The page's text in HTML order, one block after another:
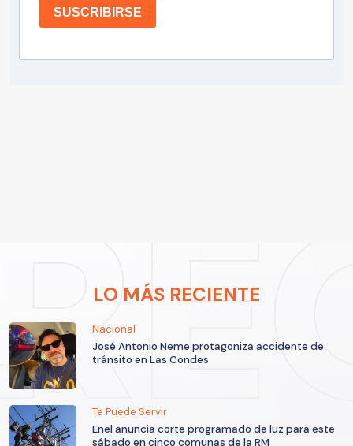
SUSCRIBIRSE
LO MÁS RECIENTE
Nacional
José Antonio Neme protagoniza accidente de
tránsito en Las Condes
Te Puede Servir
Enel anuncia corte programado de luz para este
sábado en cinco comunas de la RM